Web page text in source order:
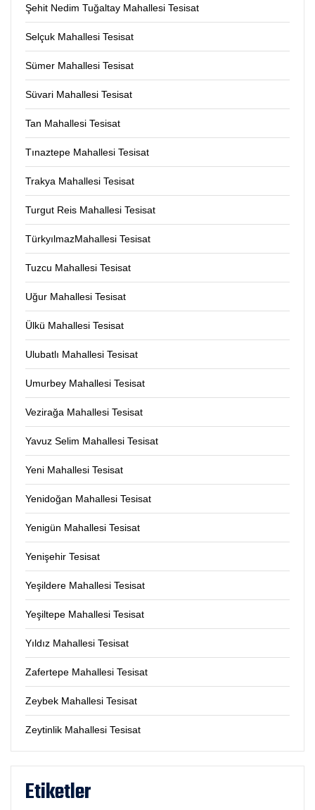
Şehit Nedim Tuğaltay Mahallesi Tesisat
Selçuk Mahallesi Tesisat
Sümer Mahallesi Tesisat
Süvari Mahallesi Tesisat
Tan Mahallesi Tesisat
Tınaztepe Mahallesi Tesisat
Trakya Mahallesi Tesisat
Turgut Reis Mahallesi Tesisat
TürkyılmazMahallesi Tesisat
Tuzcu Mahallesi Tesisat
Uğur Mahallesi Tesisat
Ülkü Mahallesi Tesisat
Ulubatlı Mahallesi Tesisat
Umurbey Mahallesi Tesisat
Vezirağa Mahallesi Tesisat
Yavuz Selim Mahallesi Tesisat
Yeni Mahallesi Tesisat
Yenidoğan Mahallesi Tesisat
Yenigün Mahallesi Tesisat
Yenişehir Tesisat
Yeşildere Mahallesi Tesisat
Yeşiltepe Mahallesi Tesisat
Yıldız Mahallesi Tesisat
Zafertepe Mahallesi Tesisat
Zeybek Mahallesi Tesisat
Zeytinlik Mahallesi Tesisat
Etiketler